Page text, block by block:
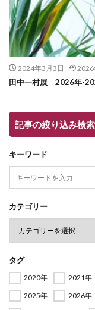
2024年3月3日 2026
田中一村展 2026年-
記事の絞り込み検索
キーワード
カテゴリー
タグ
2020年 2021年
2025年
2026年